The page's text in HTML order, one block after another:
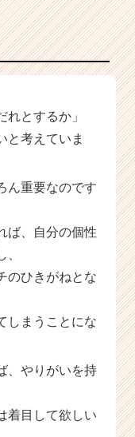
れとするか」
と考えていま
ん重要なのです
ば、自分の個性
のひきがねとな
しまうことにな
、やりがいを持
着目して欲しい